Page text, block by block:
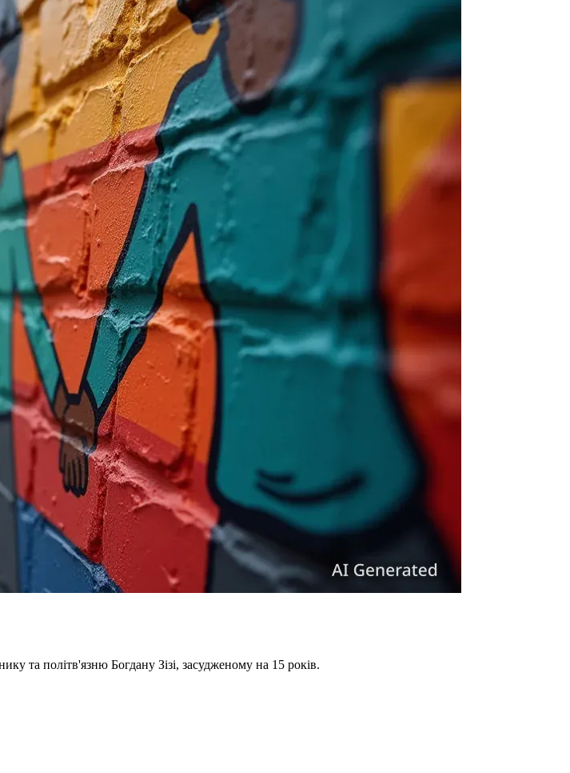
та політв'язню Богдану Зізі, засудженому на 15 років.